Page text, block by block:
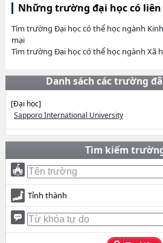
Những trường đại học có
Tìm trường Đại học có thể học ngành
mại
Tìm trường Đại học có thể học ngành Xã
Danh sách các trường
[Đại học]
Sapporo International University
Tìm kiếm
Tỉnh thành